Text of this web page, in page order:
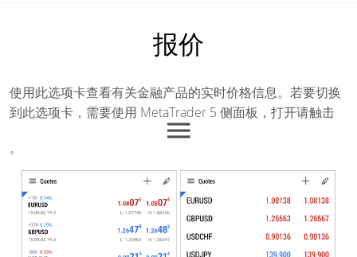
报价
使用此选项卡查看有关金融产品的实时价格信息。若要切换
到此选项卡，需要使用 MetaTrader 5 侧面板，打开请触击
。